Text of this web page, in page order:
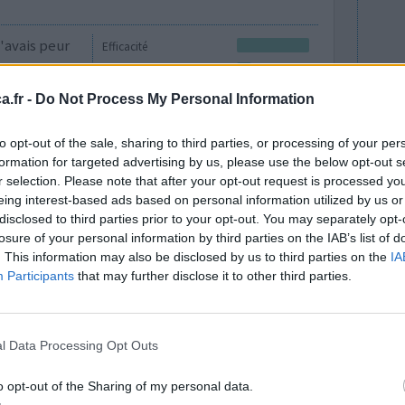
- Do Not Process My Personal Information
opt-out of the sale, sharing to third parties, or processing of your
for targeted advertising by us, please use the below opt-out
selection. Please note that after your opt-out request is processed
interest-based ads based on personal information utilized by us
to third parties prior to your opt-out. You may separately
of your personal information by third parties on the IAB’s list of
This information may also be disclosed by us to third parties on the
Participants that may further disclose it to other third parties.
Data Processing Opt Outs
opt-out of the Sharing of my personal data.
Efficacité
Quantité effets
peur
mon
avant. cela coule mais bon j ai mis des
p ...lire la suite
0 réactions
Efficacité